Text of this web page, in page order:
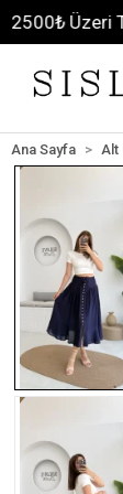
Tüm
Ana Sayfa Alt